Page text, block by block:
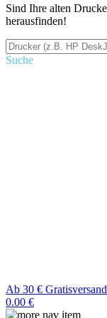
Sind Ihre alten
herausfinden!
Suche
Ab 30 € Gratisversand
0.00 €